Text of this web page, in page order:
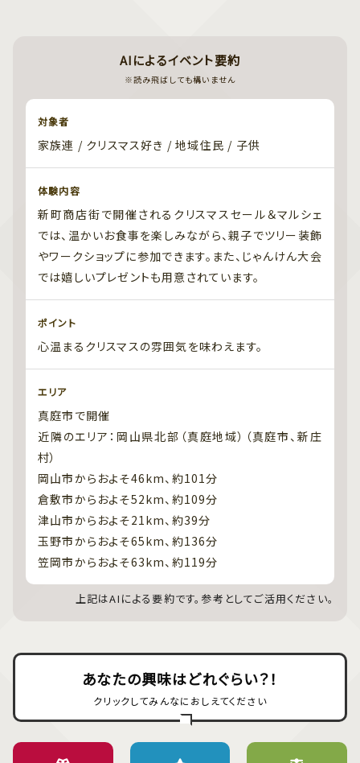
AIによるイベント要約
※読み飛ばしても構いません
対象者
家族連 / クリスマス好き / 地域住民 / 子供
体験内容
新町商店街で開催されるクリスマスセール＆マルシェ
では、温かいお食事を楽しみながら、親子でツリー装飾
やワークショップに参加できます。また、じゃんけん大会
では嬉しいプレゼントも用意されています。
ポイント
心温まるクリスマスの雰囲気を味わえます。
エリア
真庭市で開催
近隣のエリア：岡山県北部（真庭地域）（真庭市、新庄
村）
岡山市からおよそ46km、約101分
倉敷市からおよそ52km、約109分
津山市からおよそ21km、約39分
玉野市からおよそ65km、約136分
笠岡市からおよそ63km、約119分
上記はAIによる要約です。参考としてご活用ください。
あなたの興味はどれぐらい？！
クリックしてみんなにおしえてください